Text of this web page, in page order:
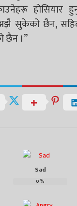
होसियार
सुकेको छैन,
छैन ।”
Sad
0%